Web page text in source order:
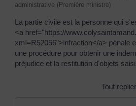
administrative (Première ministre)
La partie civile est la personne qui
<a href="https://
xml=R52056">infraction</a> pénale
une procédure pour obtenir une
préjudice et la restitution d'objets
Tout replier